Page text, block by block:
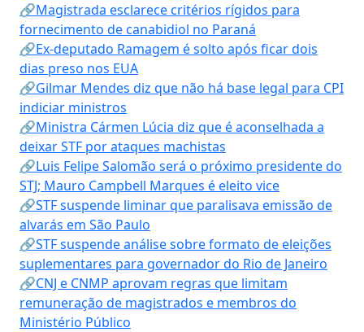
🔗Magistrada esclarece critérios rígidos para
fornecimento de canabidiol no Paraná
🔗Ex-deputado Ramagem é solto após ficar dois
dias preso nos EUA
🔗Gilmar Mendes diz que não há base legal para CPI
indiciar ministros
🔗Ministra Cármen Lúcia diz que é aconselhada a
deixar STF por ataques machistas
🔗Luis Felipe Salomão será o próximo presidente do
STJ; Mauro Campbell Marques é eleito vice
🔗STF suspende liminar que paralisava emissão de
alvarás em São Paulo
🔗STF suspende análise sobre formato de eleições
suplementares para governador do Rio de Janeiro
🔗CNJ e CNMP aprovam regras que limitam
remuneração de magistrados e membros do
Ministério Público